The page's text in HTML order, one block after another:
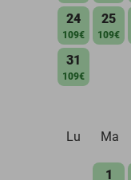
24
109€
25
109€
31
109€
Lu
Ma
1